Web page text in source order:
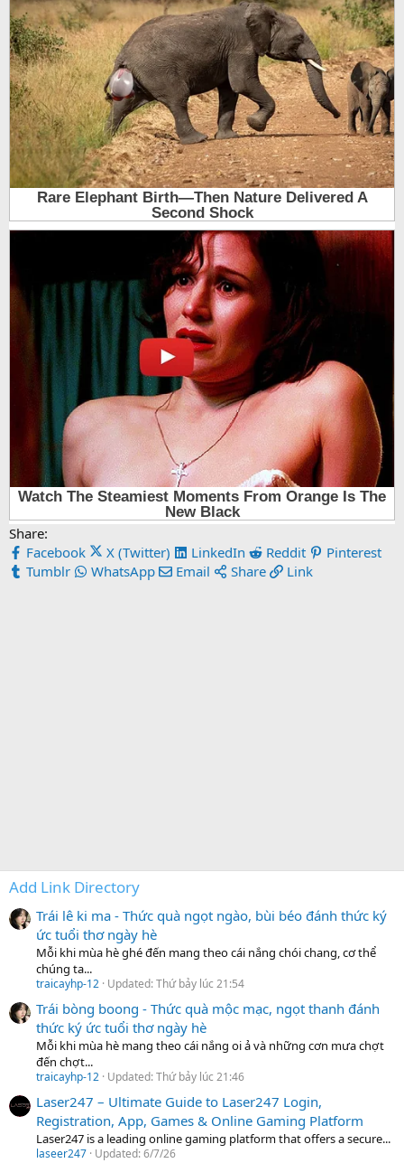
Share:
Facebook
X (Twitter) LinkedIn Reddit
Pinterest
Tumblr
WhatsApp Email Share Link
Add Link Directory
Trái lê ki ma - Thức quà ngọt ngào, bùi béo đánh thức ký
ức tuổi thơ ngày hè
Mỗi khi mùa hè ghé đến mang theo cái nắng chói chang, cơ thể
chúng ta...
traicayhp-12 Updated:Thứ bảy lúc 21:54
Trái bòng boong - Thức quà mộc mạc, ngọt thanh đánh
thức ký ức tuổi thơ ngày hè
Mỗi khi mùa hè mang theo cái nắng oi ả và những cơn mưa chợt
đến chợt...
traicayhp-12 Updated:Thứ bảy lúc 21:46
Laser247 – Ultimate Guide to Laser247 Login,
Registration, App, Games & Online Gaming Platform
Laser247 is a leading online gaming platform that offers a secure...
laseer247 Updated:6/7/26